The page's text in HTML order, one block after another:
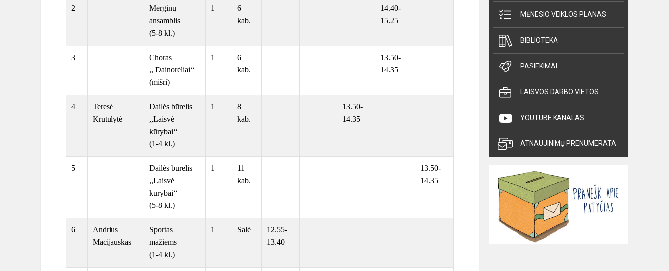
2
Merginų
ansamblis
(5-8 kl.)
1
6
kab.
14.40-
15.25
3
Choras
,, Dainorėliai‘‘
(mišri)
1
6
kab.
13.50-
14.35
4
Teresė
Krutulytė
Dailės būrelis
,,Laisvė
kūrybai‘‘
(1-4 kl.)
1
8
kab.
13.50-
14.35
5
Dailės būrelis
,,Laisvė
kūrybai‘‘
(5-8 kl.)
1
11
kab.
13.50-
14.35
6
Andrius
Macijauskas
Sportas
mažiems
(1-4 kl.)
1 Salė
12.55-
13.40
MĖNESIO VEIKLOS PLANAS
BIBLIOTEKA
PASIEKIMAI
LAISVOS DARBO VIETOS
YOUTUBE KANALAS
ATNAUJINIMŲ PRENUMERATA